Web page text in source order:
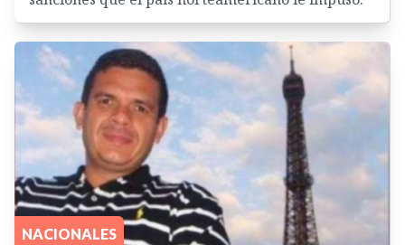
NACIONALES